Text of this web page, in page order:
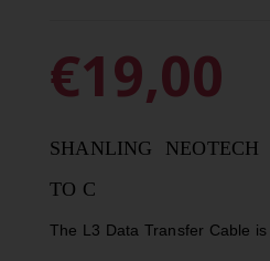
€19,00
SHANLING
TO C
The L3 Data Transfer Cable